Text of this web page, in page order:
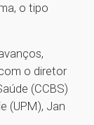
o tipo
o diretor
(CCBS)
(UPM), Jan